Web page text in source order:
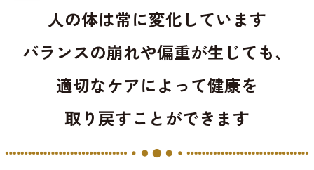
人の体は常に変化しています
バランスの崩れや偏重が生じても、
適切なケアによって健康を
取り戻すことができます